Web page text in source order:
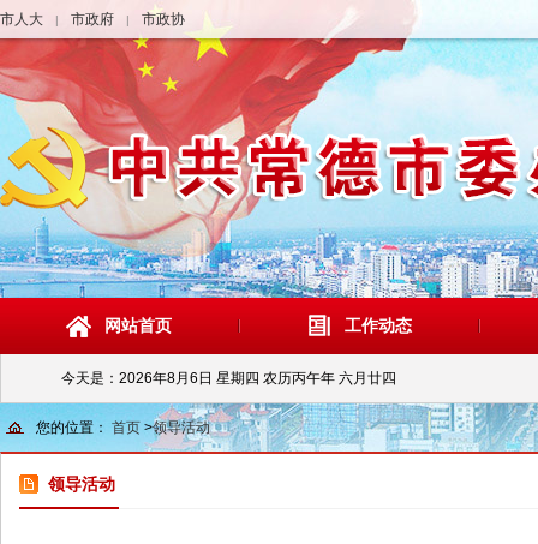
市人大 | 市政府 | 市政协
网站首页 工作动态
今天是： 2026年8月6日 星期四 农历丙午年 六月廿四
您的位置： 首页 >领导活动
领导活动